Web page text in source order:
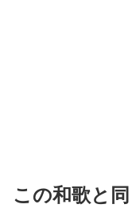
この和歌と